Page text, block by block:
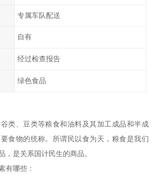
专属车队配送
自有
经过检查报告
绿色食品
类、豆类等粮食和油料及其加工成品和半成
食物的统称。所谓民以食为天，粮食是我们
，是关系国计民生的商品。
有哪些：